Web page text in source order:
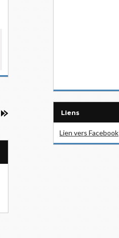
Liens
Lien vers Facebook